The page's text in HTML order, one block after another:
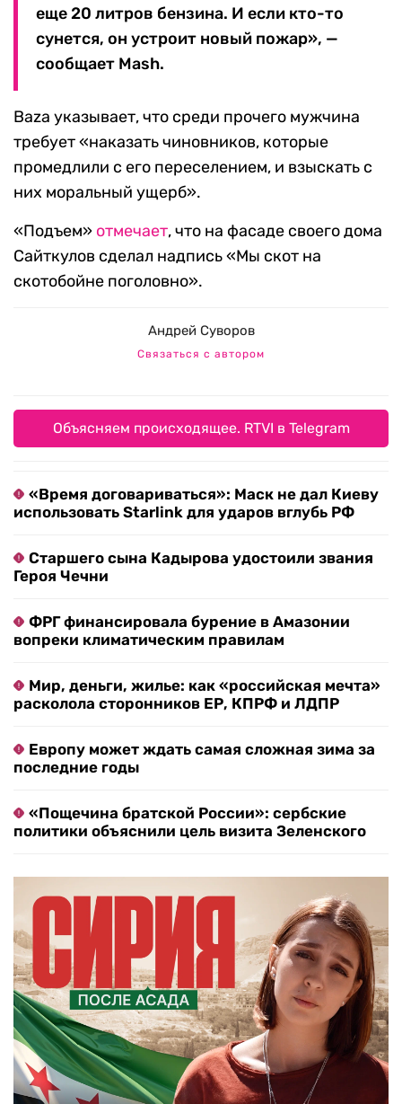
еще 20 литров бензина. И если кто-то
сунется, он устроит новый пожар», —
сообщает Mash.
Baza указывает, что среди прочего мужчина
требует «наказать чиновников, которые
промедлили с его переселением, и взыскать с
них моральный ущерб».
«Подъем» отмечает, что на фасаде своего дома
Сайткулов сделал надпись «Мы скот на
скотобойне поголовно».
Андрей Суворов
Связаться с автором
Объясняем происходящее. RTVI в Telegram
«Время договариваться»: Маск не дал Киеву
использовать Starlink для ударов вглубь РФ
Старшего сына Кадырова удостоили звания
Героя Чечни
ФРГ финансировала бурение в Амазонии
вопреки климатическим правилам
Мир, деньги, жилье: как «российская мечта»
расколола сторонников ЕР, КПРФ и ЛДПР
Европу может ждать самая сложная зима за
последние годы
«Пощечина братской России»: сербские
политики объяснили цель визита Зеленского